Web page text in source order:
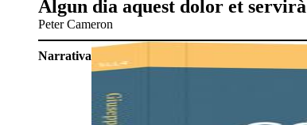
Algun dia aquest dolor et servirà
Peter Cameron
Narrativa